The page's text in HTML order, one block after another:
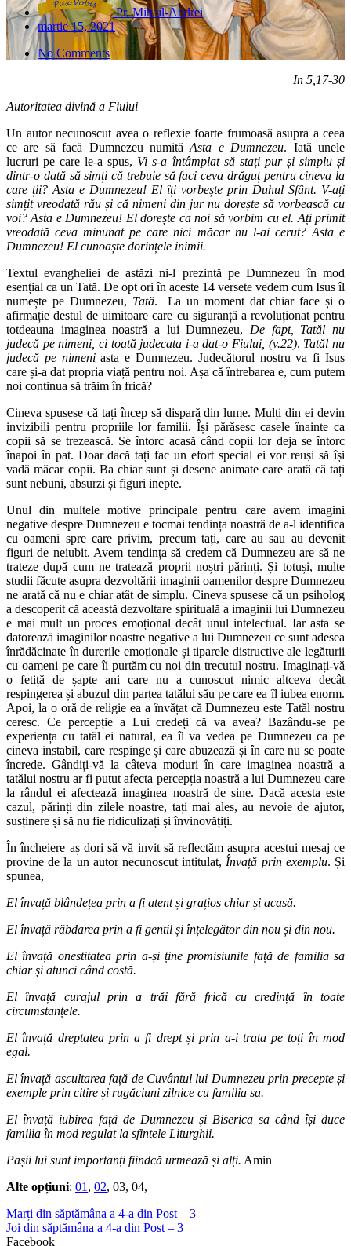
Pr. Mihail-Andrei
martie 15, 2021
No Comments
In 5,17-30
Autoritatea divină a Fiului
Un autor necunoscut avea o reflexie foarte frumoasă asupra a ceea
ce are să facă Dumnezeu numităAsta e Dumnezeu. Iată unele
lucruri pe care le-a spus, Vi s-a întâmplat să stați pur și simplu și
dintr-o dată să simți că trebuie să faci ceva drăguț pentru cineva la
care ții? Asta e Dumnezeu! El îți vorbește prin Duhul Sfânt. V-ați
simțit vreodată rău și că nimeni din jur nu dorește să vorbească cu
voi? Asta e Dumnezeu! El dorește ca noi să vorbim cu el. Ați primit
vreodată ceva minunat pe care nici măcar nu l-ai cerut? Asta e
Dumnezeu! El cunoaște dorințele inimii.
Textul evangheliei de astăzi ni-l prezintă pe Dumnezeu în mod
esențial ca un Tată. De opt ori în aceste 14 versete vedem cum Isus îl
numește pe Dumnezeu, Tată. La un moment dat chiar face și o
afirmație destul de uimitoare care cu siguranță a revoluționat pentru
totdeauna imaginea noastră a lui Dumnezeu, De fapt, Tatăl nu
judecă pe nimeni, ci toată judecata i-a dat-o Fiului, (v.22). Tatăl nu
judecă pe nimeniasta e Dumnezeu. Judecătorul nostru va fi Isus
care și-a dat propria viață pentru noi. Așa că întrebarea e, cum putem
noi continua să trăim în frică?
Cineva spusese că tați încep să dispară din lume. Mulți din ei devin
invizibili pentru propriile lor familii. Își părăsesc casele înainte ca
copii să se trezească. Se întorc acasă când copii lor deja se întorc
înapoi în pat. Doar dacă tați fac un efort special ei vor reuși să își
vadă măcar copii. Ba chiar sunt și desene animate care arată că tați
sunt nebuni, absurzi și figuri inepte.
Unul din multele motive principale pentru care avem imagini
negative despre Dumnezeu e tocmai tendința noastră de a-l identifica
cu oameni spre care privim, precum tați, care au sau au devenit
figuri de neiubit. Avem tendința să credem că Dumnezeu are să ne
trateze după cum ne tratează proprii noștri părinți. Și totuși, multe
studii făcute asupra dezvoltării imaginii oamenilor despre Dumnezeu
ne arată că nu e chiar atât de simplu. Cineva spusese că un psiholog
a descoperit că această dezvoltare spirituală a imaginii lui Dumnezeu
e mai mult un proces emoțional decât unul intelectual. Iar asta se
datorează imaginilor noastre negative a lui Dumnezeu ce sunt adesea
înrădăcinate în durerile emoționale și tiparele distructive ale legăturii
cu oameni pe care îi purtăm cu noi din trecutul nostru. Imaginați-vă
o fetiță de șapte ani care nu a cunoscut nimic altceva decât
respingerea și abuzul din partea tatălui său pe care ea îl iubea enorm.
Apoi, la o oră de religie ea a învățat că Dumnezeu este Tatăl nostru
ceresc. Ce percepție a Lui credeți că va avea? Bazându-se pe
experiența cu tatăl ei natural, ea îl va vedea pe Dumnezeu ca pe
cineva instabil, care respinge și care abuzează și în care nu se poate
încrede. Gândiți-vă la câteva moduri în care imaginea noastră a
tatălui nostru ar fi putut afecta percepția noastră a lui Dumnezeu care
la rândul ei afectează imaginea noastră de sine. Dacă acesta este
cazul, părinți din zilele noastre, tați mai ales, au nevoie de ajutor,
susținere și să nu fie ridiculizați și învinovățiți.
În încheiere aș dori să vă invit să reflectăm asupra acestui mesaj ce
provine de la un autor necunoscut intitulat, Învață prin exemplu. Și
spunea,
El învață blândețea prin a fi atent și grațios chiar și acasă.
El învață răbdarea prin a fi gentil și înțelegător din nou și din nou.
El învață onestitatea prin a-și ține promisiunile față de familia sa
chiar și atunci când costă.
El învață curajul prin a trăi fără frică cu credință în toate
circumstanțele.
El învață dreptatea prin a fi drept și prin a-i trata pe toți în mod
egal.
El învață ascultarea față de Cuvântul lui Dumnezeu prin precepte și
exemple prin citire și rugăciuni zilnice cu familia sa.
El învață iubirea față de Dumnezeu și Biserica sa când își duce
familia în mod regulat la sfintele Liturghii.
Pașii lui sunt importanți fiindcă urmează și alți. Amin
Alte opțiuni: 01 , 02, 03, 04,
Marți din săptămâna a 4-a din Post – 3
Joi din săptămâna a 4-a din Post – 3
Facebook